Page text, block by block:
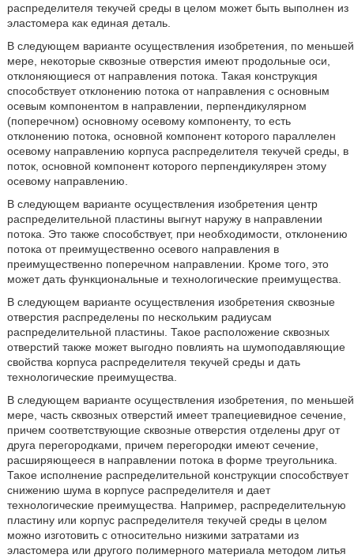
распределителя текучей среды в целом может быть выполнен из
эластомера как единая деталь.
В следующем варианте осуществления изобретения, по меньшей
мере, некоторые сквозные отверстия имеют продольные оси,
отклоняющиеся от направления потока. Такая конструкция
способствует отклонению потока от направления с основным
осевым компонентом в направлении, перпендикулярном
(поперечном) основному осевому компоненту, то есть
отклонению потока, основной компонент которого параллелен
осевому направлению корпуса распределителя текучей среды, в
поток, основной компонент которого перпендикулярен этому
осевому направлению.
В следующем варианте осуществления изобретения центр
распределительной пластины выгнут наружу в направлении
потока. Это также способствует, при необходимости, отклонению
потока от преимущественно осевого направления в
преимущественно поперечном направлении. Кроме того, это
может дать функциональные и технологические преимущества.
В следующем варианте осуществления изобретения сквозные
отверстия распределены по нескольким радиусам
распределительной пластины. Такое расположение сквозных
отверстий также может выгодно повлиять на шумоподавляющие
свойства корпуса распределителя текучей среды и дать
технологические преимущества.
В следующем варианте осуществления изобретения, по меньшей
мере, часть сквозных отверстий имеет трапециевидное сечение,
причем соответствующие сквозные отверстия отделены друг от
друга перегородками, причем перегородки имеют сечение,
расширяющееся в направлении потока в форме треугольника.
Такое исполнение распределительной конструкции способствует
снижению шума в корпусе распределителя и дает
технологические преимущества. Например, распределительную
пластину или корпус распределителя текучей среды в целом
можно изготовить с относительно низкими затратами из
эластомера или другого полимерного материала методом литья